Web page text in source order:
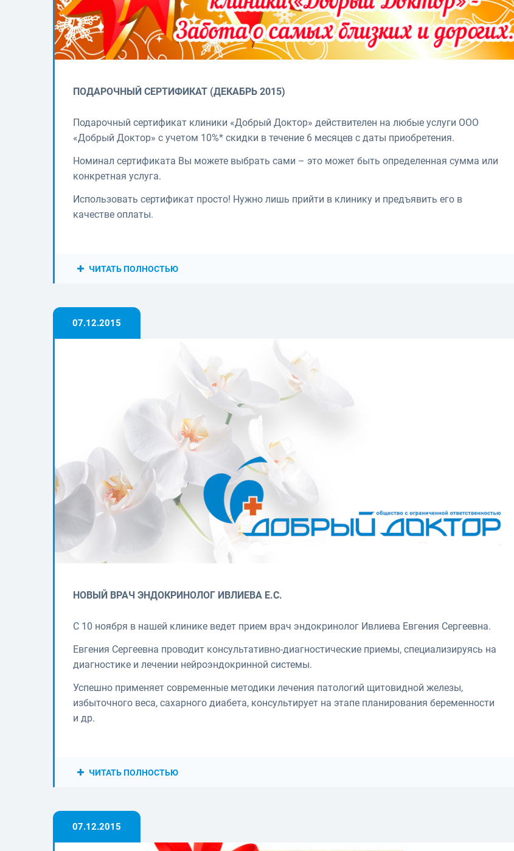
ПОДАРОЧНЫЙ СЕРТИФИКАТ (ДЕКАБРЬ 2015)
Подарочный сертификат клиники «Добрый Доктор» действителен на любые услуги ООО
«Добрый Доктор» с учетом 10%* скидки в течение 6 месяцев с даты приобретения.
Номинал сертификата Вы можете выбрать сами – это может быть определенная сумма или
конкретная услуга.
Использовать сертификат просто! Нужно лишь прийти в клинику и предъявить его в
качестве оплаты.
ЧИТАТЬ ПОЛНОСТЬЮ
07.12.2015
НОВЫЙ ВРАЧ ЭНДОКРИНОЛОГ ИВЛИЕВА Е.С.
С 10 ноября в нашей клинике ведет прием врач эндокринолог Ивлиева Евгения Сергеевна.
Евгения Сергеевна проводит консультативно-диагностические приемы, специализируясь на
диагностике и лечении нейроэндокринной системы.
Успешно применяет современные методики лечения патологий щитовидной железы,
избыточного веса, сахарного диабета, консультирует на этапе планирования беременности
и др.
ЧИТАТЬ ПОЛНОСТЬЮ
07.12.2015